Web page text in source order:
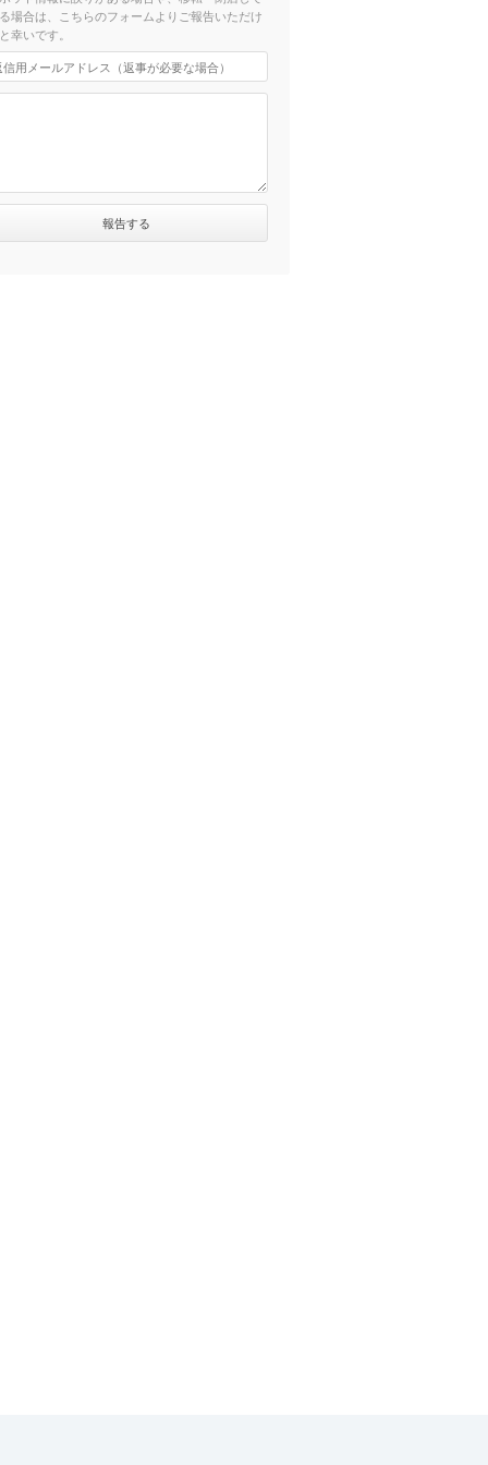
場合は、こちらのフォームよりご報告いただけ
幸いです。